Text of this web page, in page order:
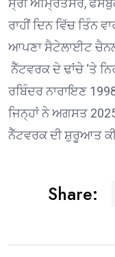
ਰਾਹੀਂ ਦਿਨ ਵਿੱਚ ਤਿੰਨ
ਆਪਣਾ ਸੈਟੇਲਾਈਟ ਚੈਨਲ
ਨੈੱਟਵਰਕ ਦੇ ਢਾਂਚੇ ‘ਤੇ
ਰਬਿੰਦਰ ਨਾਰਾਇਣ
ਜਿਨ੍ਹਾਂ ਨੇ ਅਗਸਤ 2025
ਨੈੱਟਵਰਕ ਦੀ ਸ਼ੁਰੂਆਤ
Share: